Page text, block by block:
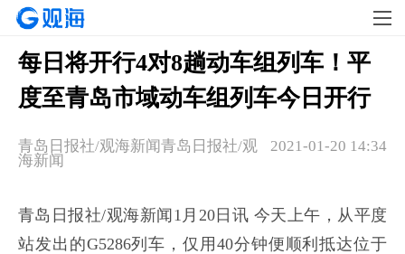
每日将开行4对8趟动车组列车！平
度至青岛市域动车组列车今日开行
2021-01-20 14:34
青岛日报社/观海新闻青岛日报社/观
海新闻
青岛日报社/观海新闻1月20日讯 今天上午，从平度
站发出的G5286列车，仅用40分钟便顺利抵达位于